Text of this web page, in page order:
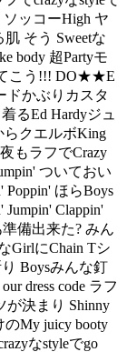
ッコーHigh ヤ
そう Sweetな
body 超Partyモ
てこう!!! DO★★E
かぶりカスタ
るEd Hardyジュ
らクエルボKing
もラフでCrazy
ついておい
Poppin' ほらBoys
Jumpin' Clappin'
準備出来た? みん
GirlにChain Tシ
Boysみんな釘
dress code ラフ
が決まり Shinny
のMy juicy booty
なstyleでgo